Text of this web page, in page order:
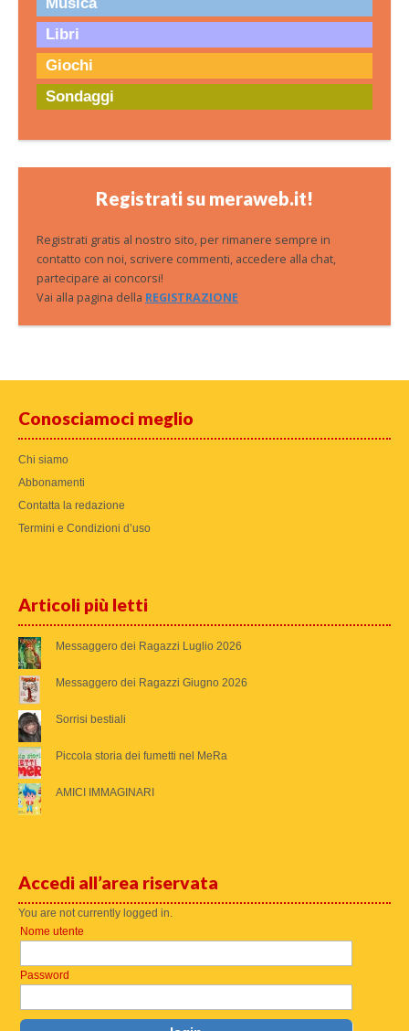
Libri
Giochi
Sondaggi
Registrati su meraweb.it!
Registrati gratis al nostro sito, per rimanere sempre in
contatto con noi, scrivere commenti, accedere alla chat,
partecipare ai concorsi!
Vai alla pagina della REGISTRAZIONE
Conosciamoci meglio
Chi siamo
Abbonamenti
Contatta la redazione
Termini e Condizioni d’uso
Articoli più letti
Messaggero dei Ragazzi Luglio 2026
Messaggero dei Ragazzi Giugno 2026
Sorrisi bestiali
Piccola storia dei fumetti nel MeRa
AMICI IMMAGINARI
Accedi all’area riservata
You are not currently logged in.
Nome utente
Password